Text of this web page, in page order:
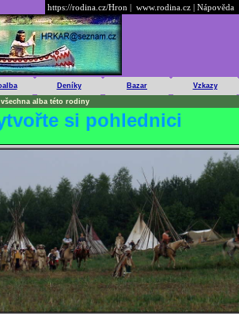
https://rodina.cz/Hron | www.rodina.cz | Nápověda
Deníky Bazar
Vzkazy
alba této rodiny
si pohlednici